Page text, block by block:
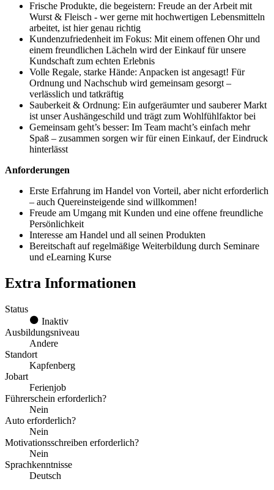
Frische Produkte, die begeistern: Freude an der Arbeit mit
Wurst & Fleisch - wer gerne mit hochwertigen Lebensmitteln
arbeitet, ist hier genau richtig
Kundenzufriedenheit im Fokus: Mit einem offenen Ohr und
einem freundlichen Lächeln wird der Einkauf für unsere
Kundschaft zum echten Erlebnis
Volle Regale, starke Hände: Anpacken ist angesagt! Für
Ordnung und Nachschub wird gemeinsam gesorgt –
verlässlich und tatkräftig
Sauberkeit & Ordnung: Ein aufgeräumter und sauberer Markt
ist unser Aushängeschild und trägt zum Wohlfühlfaktor bei
Gemeinsam geht’s besser: Im Team macht’s einfach mehr
Spaß – zusammen sorgen wir für einen Einkauf, der Eindruck
hinterlässt
Anforderungen
Erste Erfahrung im Handel von Vorteil, aber nicht erforderlich
– auch Quereinsteigende sind willkommen!
Freude am Umgang mit Kunden und eine offene freundliche
Persönlichkeit
Interesse am Handel und all seinen Produkten
Bereitschaft auf regelmäßige Weiterbildung durch Seminare
und eLearning Kurse
Extra Informationen
Status
Inaktiv
Ausbildungsniveau
Andere
Standort
Kapfenberg
Jobart
Ferienjob
Führerschein erforderlich?
Nein
Auto erforderlich?
Nein
Motivationsschreiben erforderlich?
Nein
Sprachkenntnisse
Deutsch